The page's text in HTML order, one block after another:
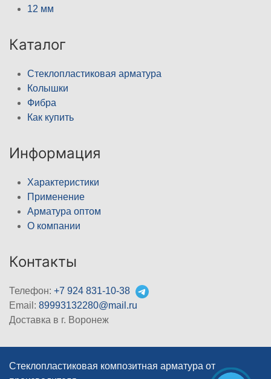
12 мм
Каталог
Стеклопластиковая арматура
Колышки
Фибра
Как купить
Информация
Характеристики
Применение
Арматура оптом
О компании
Контакты
Телефон: +7 924 831-10-38
Email: 89993132280@mail.ru
Доставка в г. Воронеж
Стеклопластиковая композитная арматура от